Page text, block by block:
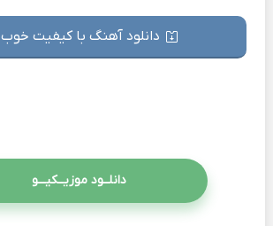
دانلود آهنگ با کیفیت خوب 128
دانلــود موزیــکیـــو